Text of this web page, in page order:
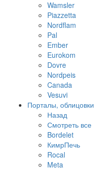
Wamsler
Piazzetta
Nordflam
Pal
Ember
Eurokom
Dovre
Nordpeis
Canada
Vesuvi
Порталы, облицовки
Назад
Смотреть все
Bordelet
КимрПечь
Rocal
Meta